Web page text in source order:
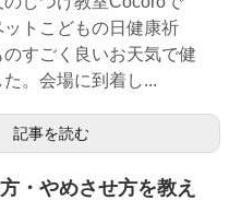
トこどもの日健康祈
すごく良いお天気で健
。会場に到着し...
記事を読む
・やめさせ方を教え